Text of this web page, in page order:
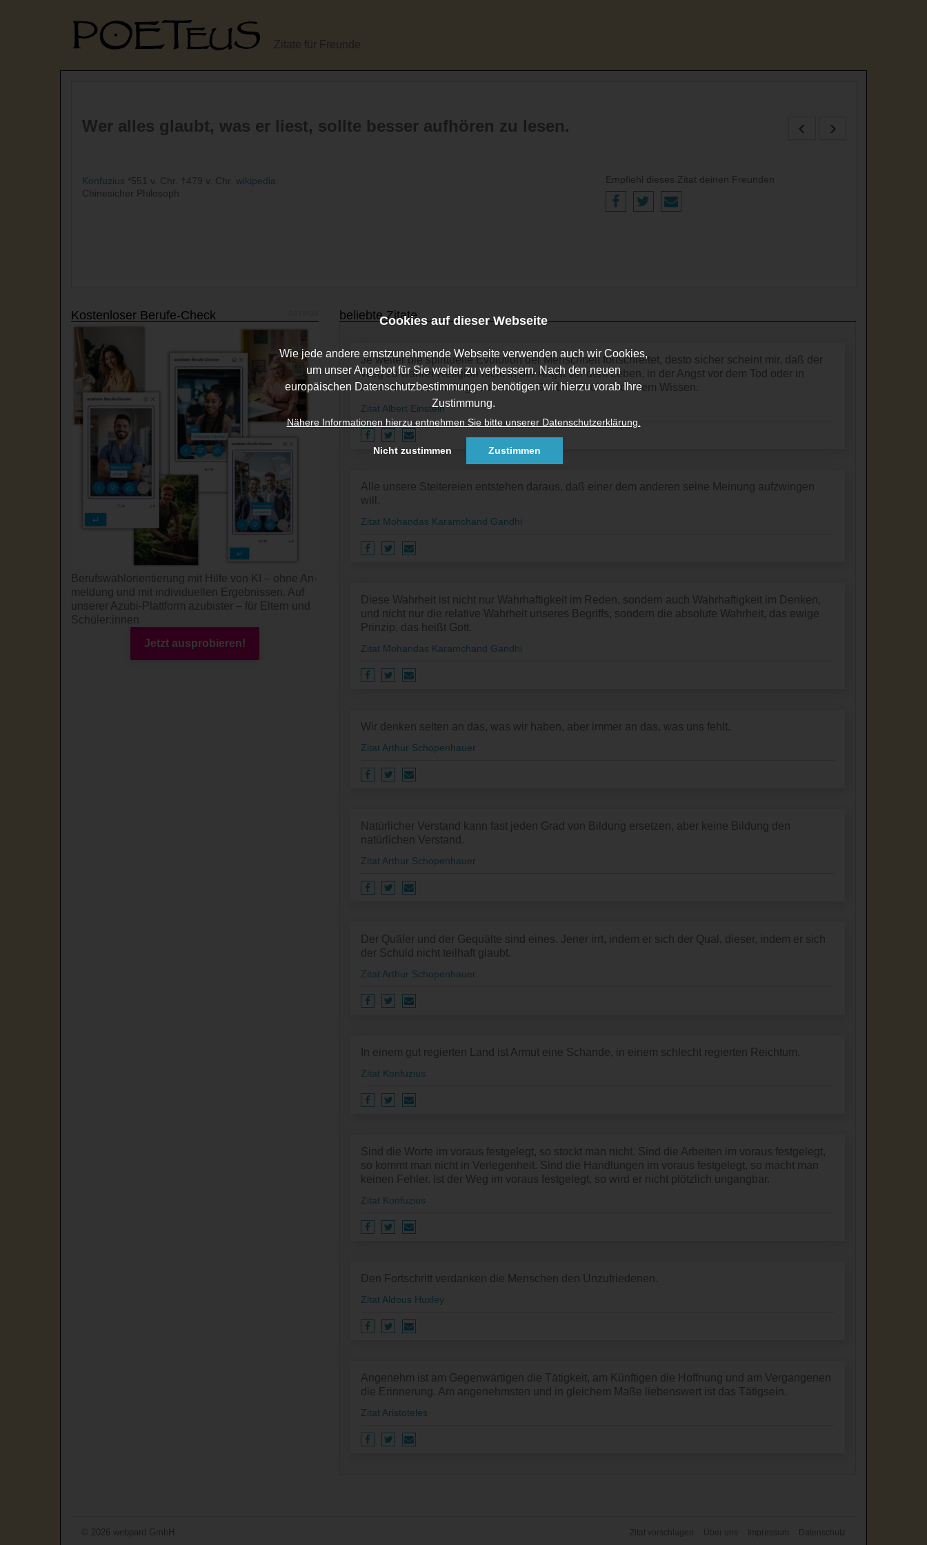
Cookies auf dieser Webseite
Wie jede andere ernstzunehmende Webseite verwenden auch wir Cookies,
um unser Angebot für Sie weiter zu verbessern. Nach den neuen
europäischen Datenschutzbestimmungen benötigen wir hierzu vorab Ihre
Zustimmung.
Nähere Informationen hierzu entnehmen Sie bitte unserer Datenschutzerklärung.
Nicht zustimmen Zustimmen
Zitate für Freunde
Wer alles glaubt, was er liest, sollte besser aufhören zu lesen.
Konfuzius *551 v. Chr. †479 v. Chr. wikipedia
Chinesicher Philosoph
Empfiehl dieses Zitat deinen Freunden
beliebte Zitate
Je weiter die spirituelle Evolution der Menschheit fortschreitet, desto sicher scheint mir, daß der
Weg zu wahrer Religion nicht in der Angst vor dem Leben, in der Angst vor dem Tod oder in
blindem Vertrauen liegt, sonderm in Streben nach rationalem Wissen.
Zitat Albert Einstein
Alle unsere Steitereien entstehen daraus, daß einer dem anderen seine Meinung aufzwingen
will.
Zitat Mohandas Karamchand Gandhi
Diese Wahrheit ist nicht nur Wahrhaftigkeit im Reden, sondern auch Wahrhaftigkeit im Denken,
und nicht nur die relative Wahrheit unseres Begriffs, sondern die absolute Wahrheit, das ewige
Prinzip, das heißt Gott.
Zitat Mohandas Karamchand Gandhi
Wir denken selten an das, was wir haben, aber immer an das, was uns fehlt.
Zitat Arthur Schopenhauer
Natürlicher Verstand kann fast jeden Grad von Bildung ersetzen, aber keine Bildung den
natürlichen Verstand.
Zitat Arthur Schopenhauer
Der Quäler und der Gequälte sind eines. Jener irrt, indem er sich der Qual, dieser, indem er sich
der Schuld nicht teilhaft glaubt.
Zitat Arthur Schopenhauer
In einem gut regierten Land ist Armut eine Schande, in einem schlecht regierten Reichtum.
Zitat Konfuzius
Sind die Worte im voraus festgelegt, so stockt man nicht. Sind die Arbeiten im voraus festgelegt,
so kommt man nicht in Verlegenheit. Sind die Handlungen im voraus festgelegt, so macht man
keinen Fehler. Ist der Weg im voraus festgelegt, so wird er nicht plötzlich ungangbar.
Zitat Konfuzius
Den Fortschritt verdanken die Menschen den Unzufriedenen.
Zitat Aldous Huxley
Angenehm ist am Gegenwärtigen die Tätigkeit, am Künftigen die Hoffnung und am Vergangenen
die Erinnerung. Am angenehmsten und in gleichem Maße liebenswert ist das Tätigsein.
Zitat Aristoteles
Kostenloser Berufe-Check
Berufswahl­orientierung mit Hilfe von KI – ohne An­
mel­dung und mit indi­viduel­len Ergeb­nissen. Auf
unserer Azubi-Platt­form azubister – für Eltern und
Schüler:innen
Jetzt ausprobieren!
© 2026 webpard GmbH Zitat vorschlagen Über uns Impressum Datenschutz